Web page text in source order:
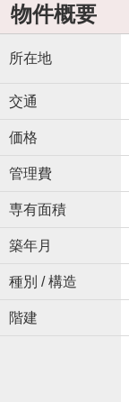
物件概要
所在地
交通
価格
管理費
専有面積
築年月
種別 / 構造
階建